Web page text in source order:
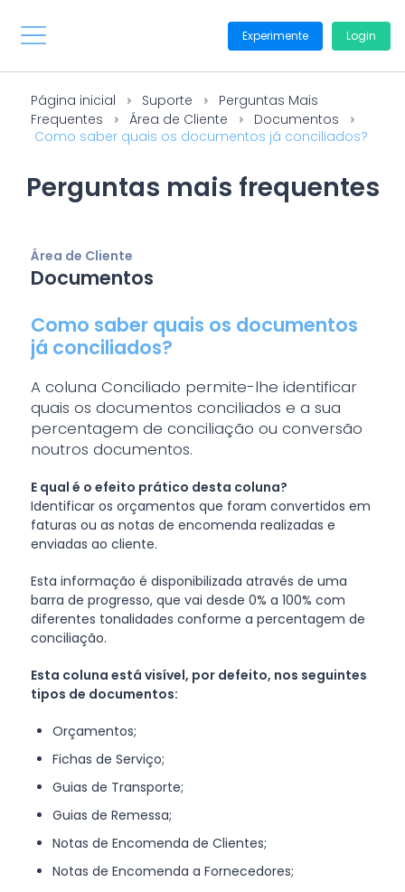
Experimente Login
Página inicial Suporte
Perguntas Mais
Frequentes
Área de Cliente
Documentos
Como saber quais os documentos já conciliados?
Perguntas mais frequentes
Área de Cliente
Documentos
Como saber quais os documentos
já conciliados?
A coluna Conciliado permite-lhe identificar
quais os documentos conciliados e a sua
percentagem de conciliação ou conversão
noutros documentos.
E qual é o efeito prático desta coluna?
Identificar os orçamentos que foram convertidos em
faturas ou as notas de encomenda realizadas e
enviadas ao cliente.
Esta informação é disponibilizada através de uma
barra de progresso, que vai desde 0% a 100% com
diferentes tonalidades conforme a percentagem de
conciliação.
Esta coluna está visível, por defeito, nos seguintes
tipos de documentos:
Orçamentos;
Fichas de Serviço;
Guias de Transporte;
Guias de Remessa;
Notas de Encomenda de Clientes;
Notas de Encomenda a Fornecedores;